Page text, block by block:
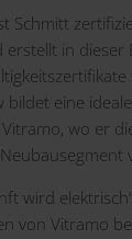
Schmitt
erstellt in dieser
bildet eine
wo er
wird
von Vitramo